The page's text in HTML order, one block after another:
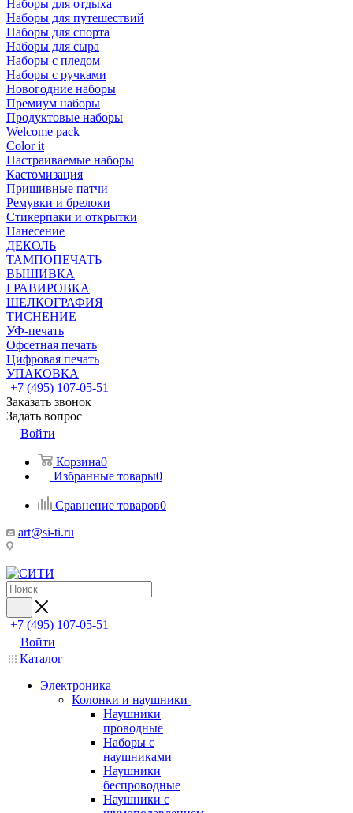
Наборы для отдыха
Наборы для путешествий
Наборы для спорта
Наборы для сыра
Наборы с пледом
Наборы с ручками
Новогодние наборы
Премиум наборы
Продуктовые наборы
Welcome pack
Color it
Настраиваемые наборы
Кастомизация
Пришивные патчи
Ремувки и брелоки
Стикерпаки и открытки
Нанесение
ДЕКОЛЬ
ТАМПОПЕЧАТЬ
ВЫШИВКА
ГРАВИРОВКА
ШЕЛКОГРАФИЯ
ТИСНЕНИЕ
УФ-печать
Офсетная печать
Цифровая печать
УПАКОВКА
+7 (495) 107-05-51
Заказать звонок
Задать вопрос
Войти
Корзина0
Избранные товары0
Сравнение товаров0
art@si-ti.ru
+7 (495) 107-05-51
Войти
Каталог
Электроника
Колонки и наушники
Наушники
проводные
Наборы с
наушниками
Наушники
беспроводные
Наушники с